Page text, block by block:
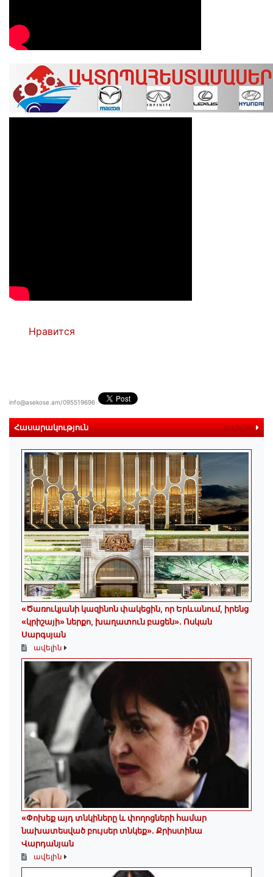
Нравится
info@asekose.am/095519696
Հասարակություն ավելին
«Ծառուկյանի կազինոն փակեցին, որ Երևանում, իրենց
«կրիշայի» ներքո, խաղատուն բացեն»․ Ոսկան
Սարգսյան
ավելին
«Փոխեք այդ տնկիները և փողոցների համար
նախատեսված բույսեր տնկեք». Քրիստինա
Վարդանյան
ավելին